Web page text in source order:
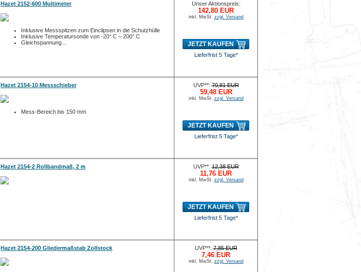
Hazet 2152-600 Multimeter
Inklusive Messspitzen zum Einclipsen in die Schutzhülle
Inklusive Temperatursonde von -20° C – 200° C
Gleichspannung...
Unser Aktionspreis:
142,80 EUR
inkl. MwSt. zzgl. Versand
JETZT KAUFEN
Lieferfrist 5 Tage*
Hazet 2154-10 Messschieber
Mess-Bereich bis 150 mm
UVP**:70,81 EUR
59,48 EUR
inkl. MwSt. zzgl. Versand
JETZT KAUFEN
Lieferfrist 5 Tage*
Hazet 2154-2 Rollbandmaß, 2 m UVP**:12,38 EUR
11,76 EUR
inkl. MwSt. zzgl. Versand
JETZT KAUFEN
Lieferfrist 5 Tage*
Hazet 2154-200 Gliedermaßstab Zollstock UVP**:7,85 EUR
7,46 EUR
inkl. MwSt. zzgl. Versand